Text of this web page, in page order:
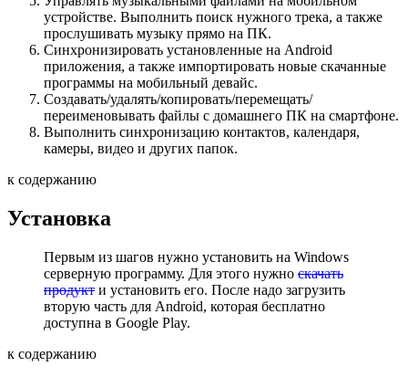
устройстве. Выполнить поиск нужного трека, а также
прослушивать музыку прямо на ПК.
Синхронизировать установленные на Android
приложения, а также импортировать новые скачанные
программы на мобильный девайс.
Создавать/удалять/копировать/перемещать/
переименовывать файлы с домашнего ПК на смартфоне.
Выполнить синхронизацию контактов, календаря,
камеры, видео и других папок.
к содержанию
Установка
Первым из шагов нужно установить на Windows
серверную программу. Для этого нужно скачать
продукт и установить его. После надо загрузить
вторую часть для Android, которая бесплатно
доступна в Google Play.
к содержанию